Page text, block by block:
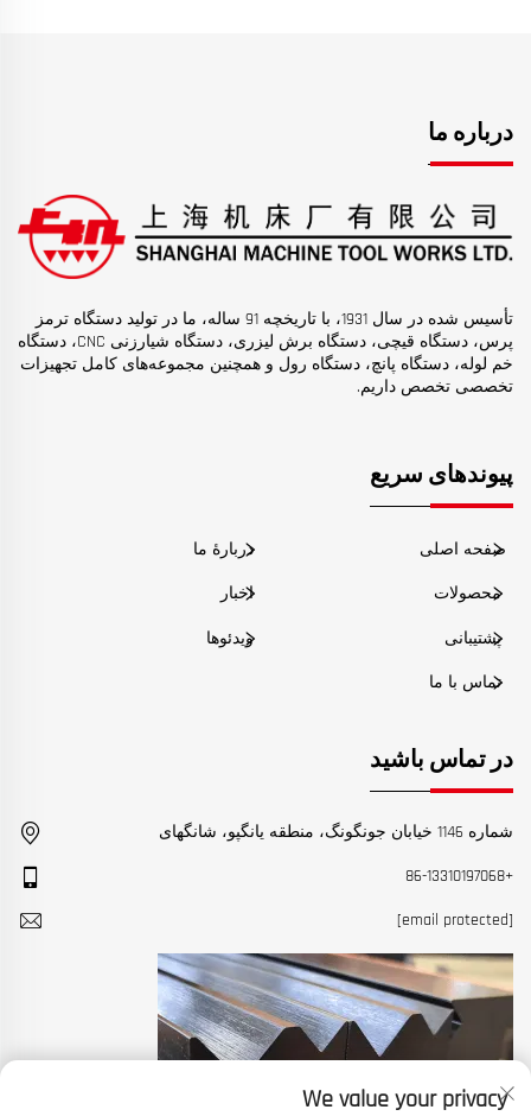
درباره ما
تأسیس شده در سال 1931، با تاریخچه 91 ساله، ما در تولید دستگاه ترمز
پرس، دستگاه قیچی، دستگاه برش لیزری، دستگاه شیارزنی CNC، دستگاه
خم لوله، دستگاه پانچ، دستگاه رول و همچنین مجموعه‌های کامل تجهیزات
تخصصی تخصص داریم.
پیوندهای سریع
صفحه اصلی دربارهٔ ما
محصولات اخبار
پشتیبانی ویدئوها
تماس با ما
در تماس باشید
شماره 1146 خیابان جونگونگ، منطقه یانگپو، شانگهای
+86-13310197068
[email protected]
We value your privacy